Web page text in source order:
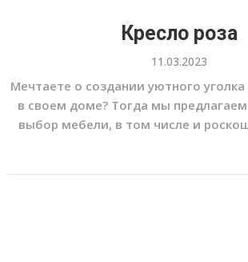
Кресло роза
11.03.2023
Мечтаете о создании уютного уголка
в своем доме? Тогда мы
выбор мебели, в том числе и